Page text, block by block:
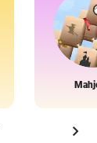
chevron_right